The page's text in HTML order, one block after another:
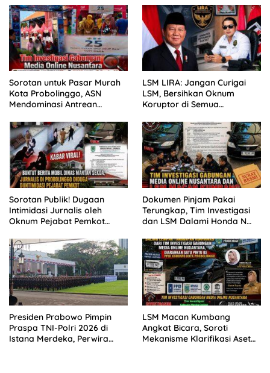
Sorotan untuk Pasar Murah
Kota Probolinggo, ASN
Mendominasi Antrean
LSM LIRA: Jangan Curigai
LSM, Bersihkan Oknum
Koruptor di Semua
Sorotan Publik! Dugaan
Intimidasi Jurnalis oleh
Oknum Pejabat Pemkot
Dokumen Pinjam Pakai
Terungkap, Tim Investigasi
dan LSM Dalami Honda N
Probolinggo
Presiden Prabowo Pimpin
Praspa TNI-Polri 2026 di
Istana Merdeka, Perwira
LSM Macan Kumbang
Angkat Bicara, Soroti
Mekanisme Klarifikasi Aset